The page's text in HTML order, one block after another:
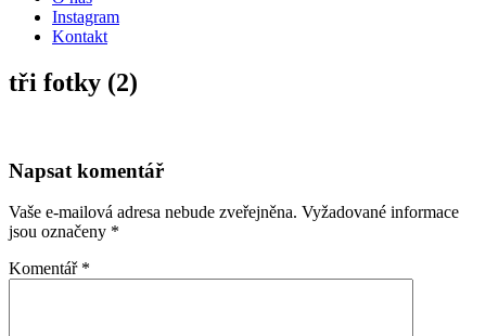
Instagram
Kontakt
tři fotky (2)
Napsat komentář
Vaše e-mailová adresa nebude zveřejněna. Vyžadované informace
jsou označeny *
Komentář *